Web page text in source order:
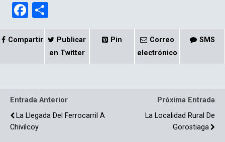
F
a
ce
k
o
m
p
Compartir
Publicar
en Twitter
Pin
Correo
electrónico
SMS
Entrada Anterior
La Llegada Del Ferrocarril A
Chivilcoy
Próxima Entrada
La Localidad Rural De
Gorostiaga